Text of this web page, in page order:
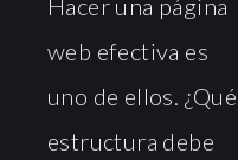
Hacer una página
web efectiva es
uno de ellos. ¿Qué
estructura debe